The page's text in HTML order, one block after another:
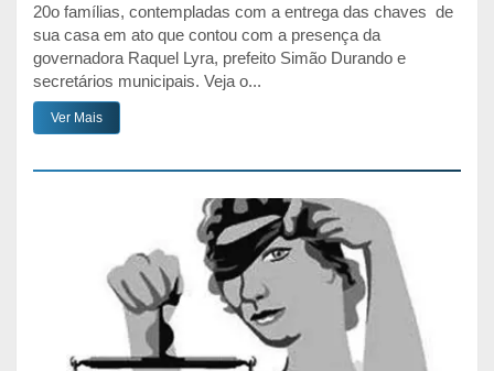
20o famílias, contempladas com a entrega das chaves de
sua casa em ato que contou com a presença da
governadora Raquel Lyra, prefeito Simão Durando e
secretários municipais. Veja o...
Ver Mais